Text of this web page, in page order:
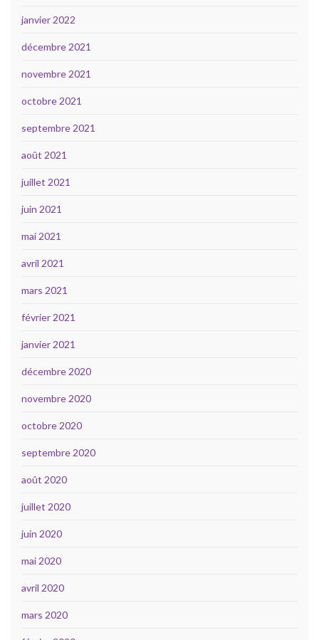
janvier 2022
décembre 2021
novembre 2021
octobre 2021
septembre 2021
août 2021
juillet 2021
juin 2021
mai 2021
avril 2021
mars 2021
février 2021
janvier 2021
décembre 2020
novembre 2020
octobre 2020
septembre 2020
août 2020
juillet 2020
juin 2020
mai 2020
avril 2020
mars 2020